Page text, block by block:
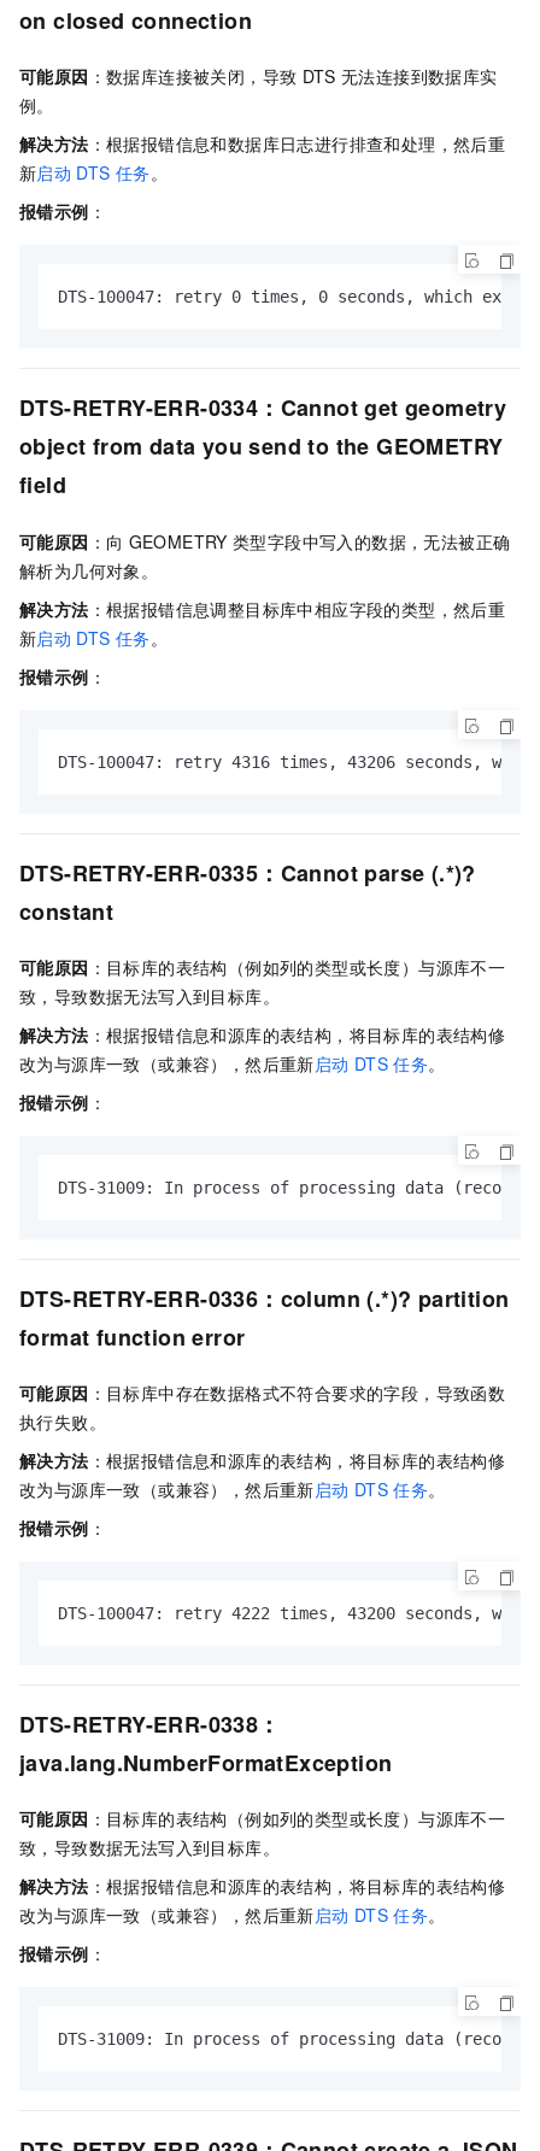
on closed connection
可能原因 ：数据库连接被关闭，导致 DTS 无法连接到数据库实
例。
解决方法 ：根据报错信息和数据库日志进行排查和处理，然后重
新启动 DTS 任务。
报错示例 ：
DTS-100047: retry 0 times, 0 seconds, which
DTS-RETRY-ERR-0334：Cannot get geometry
object from data you send to the GEOMETRY
field
可能原因 ：向 GEOMETRY 类型字段中写入的数据，无法被正确
解析为几何对象。
解决方法 ：根据报错信息调整目标库中相应字段的类型，然后重
新启动 DTS 任务 。
报错示例 ：
DTS-100047: retry 4316 times, 43206 seconds,
DTS-RETRY-ERR-0335：Cannot parse (.*)?
constant
可能原因 ：目标库的表结构（例如列的类型或长度）与源库不一
致，导致数据无法写入到目标库。
解决方法 ：根据报错信息和源库的表结构，将目标库的表结构修
改为与源库一致（或兼容），然后重新启动 DTS 任务。
报错示例 ：
DTS-31009: In process of processing data
DTS-RETRY-ERR-0336：column (.*)? partition
format function error
可能原因 ：目标库中存在数据格式不符合要求的字段，导致函数
执行失败。
解决方法 ：根据报错信息和源库的表结构，将目标库的表结构修
改为与源库一致（或兼容），然后重新启动 DTS 任务。
报错示例 ：
DTS-100047: retry 4222 times, 43200 seconds,
DTS-RETRY-ERR-0338：
java.lang.NumberFormatException
可能原因 ：目标库的表结构（例如列的类型或长度）与源库不一
致，导致数据无法写入到目标库。
解决方法 ：根据报错信息和源库的表结构，将目标库的表结构修
改为与源库一致（或兼容），然后重新启动 DTS 任务。
报错示例 ：
DTS-31009: In process of processing data